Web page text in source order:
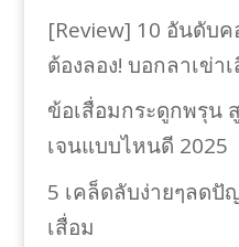
[Review] 10 อันดับ
ต้องลอง! บอกลาเข่า
ข้อเสื่อมกระดูกพรุน
เจนแบบไหนดี 2025
5 เคล็ดลับง่ายๆลดปั
เสื่อม